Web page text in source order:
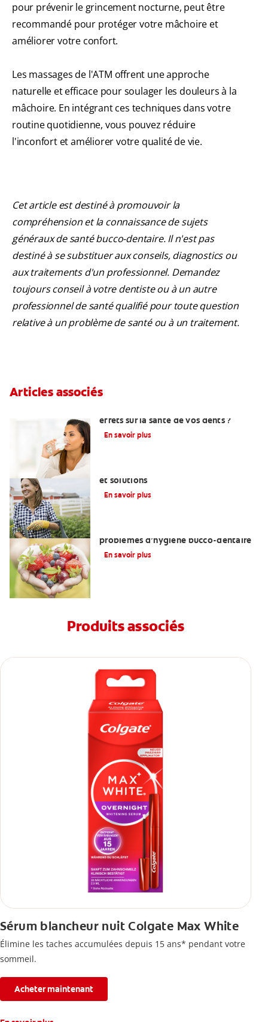
pour prévenir le grincement nocturne, peut être
recommandé pour protéger votre mâchoire et
améliorer votre confort.
Les massages de l'ATM offrent une approche
naturelle et efficace pour soulager les douleurs à la
mâchoire. En intégrant ces techniques dans votre
routine quotidienne, vous pouvez réduire
l'inconfort et améliorer votre qualité de vie.
Cet article est destiné à promouvoir la
compréhension et la connaissance de sujets
généraux de santé bucco-dentaire. Il n'est pas
destiné à se substituer aux conseils, diagnostics ou
aux traitements d'un professionnel. Demandez
toujours conseil à votre dentiste ou à un autre
professionnel de santé qualifié pour toute question
relative à un problème de santé ou à un traitement.
Articles associés
effets sur la santé de vos dents ?
En savoir plus
et solutions
En savoir plus
problèmes d’hygiène bucco-dentaire
En savoir plus
Produits associés
Sérum blancheur nuit Colgate Max White
Élimine les taches accumulées depuis 15 ans* pendant votre
sommeil.
Acheter maintenant